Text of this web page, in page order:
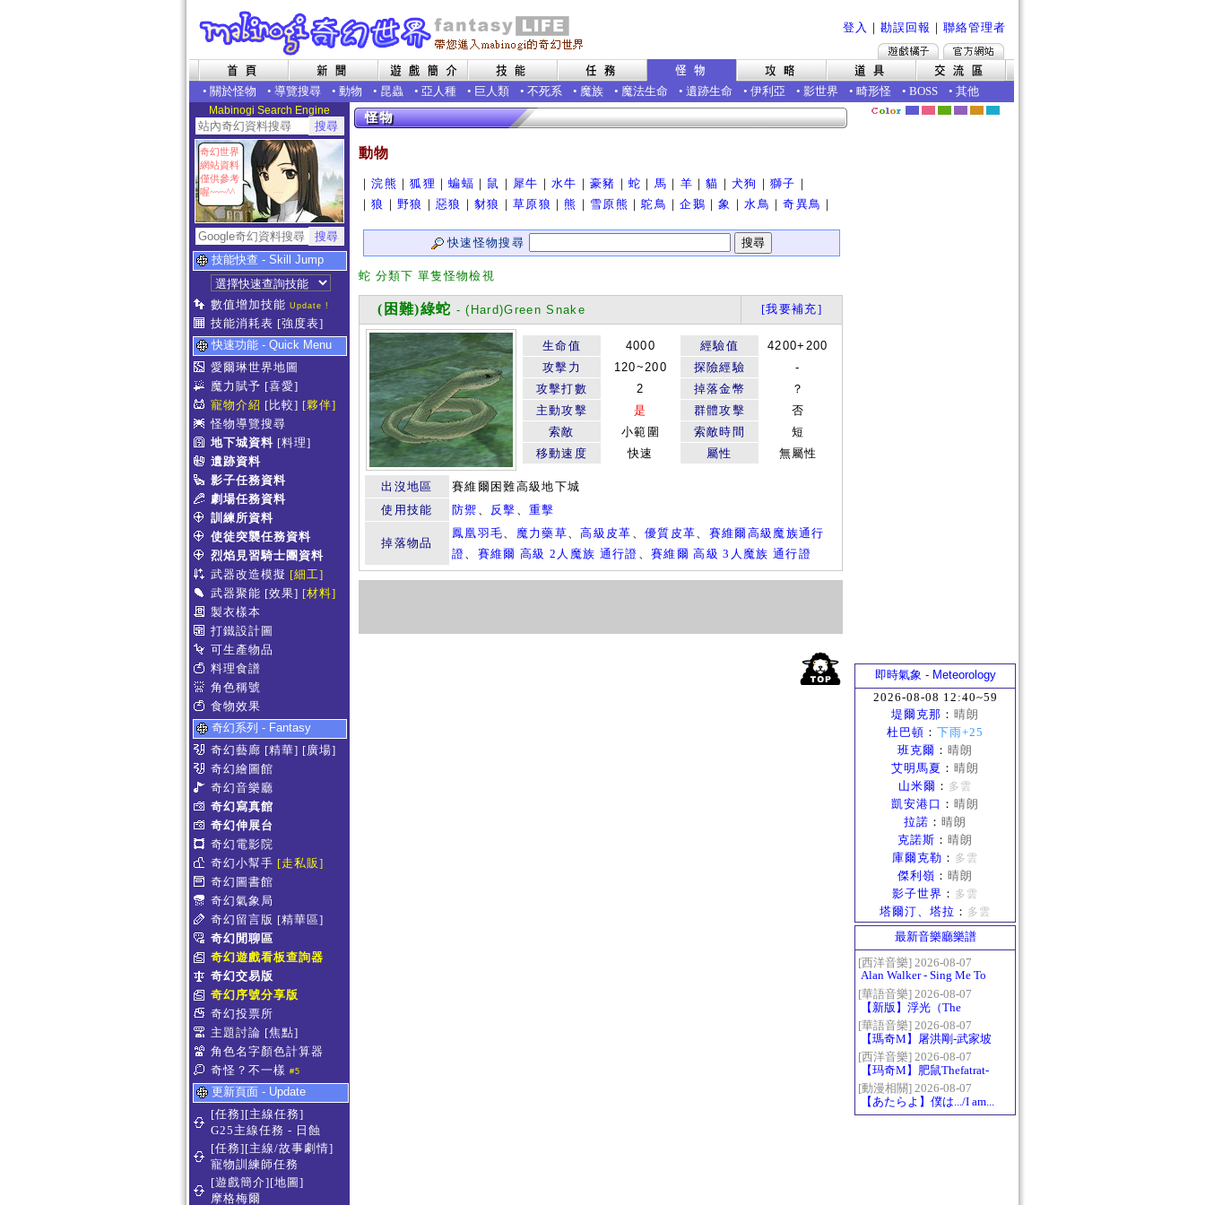
登入 ｜ 勘誤回報 ｜ 聯絡管理者
• 關於怪物 • 導覽搜尋 • 動物 • 昆蟲 • 亞人種 • 巨人類 • 不死系 • 魔族 • 魔法生命 • 遺跡生命 • 伊利亞 • 影世界 • 畸形怪 • BOSS • 其他
Mabinogi Search Engine
奇幻世界
網站資料
僅供參考
喔~~~^^
技能快查 - Skill Jump
數值增加技能 Update !
技能消耗表 [強度表]
快速功能 - Quick Menu
愛爾琳世界地圖
魔力賦予 [喜愛]
寵物介紹 [比較] [夥伴]
怪物導覽搜尋
地下城資料 [料理]
遺跡資料
影子任務資料
劇場任務資料
訓練所資料
使徒突襲任務資料
烈焰見習騎士團資料
武器改造模擬 [細工]
武器聚能 [效果] [材料]
製衣樣本
打鐵設計圖
可生產物品
料理食譜
角色稱號
食物效果
奇幻系列 - Fantasy
奇幻藝廊 [精華] [廣場]
奇幻繪圖館
奇幻音樂廳
奇幻寫真館
奇幻伸展台
奇幻電影院
奇幻小幫手 [走私販]
奇幻圖書館
奇幻氣象局
奇幻留言版 [精華區]
奇幻閒聊區
奇幻遊戲看板查詢器
奇幻交易版
奇幻序號分享版
奇幻投票所
主題討論 [焦點]
角色名字顏色計算器
奇怪？不一樣 #5
更新頁面 - Update
[任務][主線任務]
G25主線任務 - 日蝕
[任務][主線/故事劇情]
寵物訓練師任務
[遊戲簡介][地圖]
摩格梅爾
動物
｜浣熊 ｜狐狸 ｜蝙蝠 ｜ 鼠 ｜ 犀牛 ｜水牛 ｜豪豬 ｜蛇 ｜ 馬 ｜ 羊 ｜貓 ｜ 犬狗 ｜ 獅子 ｜
｜狼 ｜野狼 ｜惡狼 ｜豺狼 ｜草原狼 ｜熊 ｜ 雪原熊 ｜鴕鳥 ｜企鵝 ｜象 ｜水鳥 ｜奇異鳥 ｜
快速怪物搜尋
蛇 分類下 單隻怪物檢視
(困難)綠蛇 - (Hard)Green Snake [我要補充]
生命值 4000 經驗值
4200+200
攻擊力
120~200 探險經驗
-
攻擊打數
2 掉落金幣
？
主動攻擊
是 群體攻擊
否
索敵
小範圍 索敵時間
短
移動速度
快速 屬性 無屬性
出沒地區
賽維爾困難高級地下城
使用技能
防禦 、 反擊 、重擊
掉落物品
鳳凰羽毛、 魔力藥草、高級皮革 、優質皮革、 賽維爾高級魔族通行
證、 賽維爾 高級 2人魔族 通行證 、賽維爾 高級 3人魔族 通行證
即時氣象 - Meteorology
2026-08-08 12:40~59
堤爾克那 ： 晴朗
杜巴頓 ： 下雨+25
班克爾 ： 晴朗
艾明馬夏 ： 晴朗
山米爾 ： 多雲
凱安港口 ： 晴朗
拉諾 ： 晴朗
克諾斯 ： 晴朗
庫爾克勒 ： 多雲
傑利嶺 ： 晴朗
影子世界 ： 多雲
塔爾汀、塔拉 ： 多雲
最新音樂廳樂譜
[西洋音樂] 2026-08-07
Alan Walker - Sing Me To
Sleep
[華語音樂] 2026-08-07
【新版】浮光（The
History）：六和弦
[華語音樂] 2026-08-07
【瑪奇M】屠洪剛-武家坡
2021
[西洋音樂] 2026-08-07
【玛奇M】肥鼠Thefatrat-
Monody
[動漫相關] 2026-08-07
【あたらよ】僕は.../I am...
（我內心的糟糕念頭/僕の